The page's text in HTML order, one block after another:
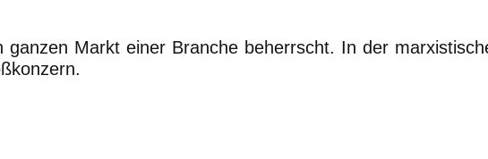
ganzen Markt einer Branche beherrscht. In der